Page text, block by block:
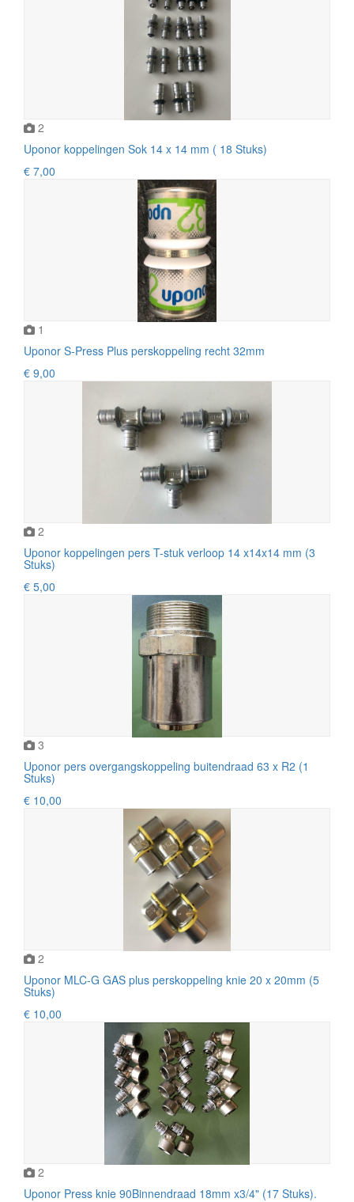
2
Uponor koppelingen Sok 14 x 14 mm ( 18 Stuks)
€ 7,00
1
Uponor S-Press Plus perskoppeling recht 32mm
€ 9,00
2
Uponor koppelingen pers T-stuk verloop 14 x14x14 mm (3
Stuks)
€ 5,00
3
Uponor pers overgangskoppeling buitendraad 63 x R2 (1
Stuks)
€ 10,00
2
Uponor MLC-G GAS plus perskoppeling knie 20 x 20mm (5
Stuks)
€ 10,00
2
Uponor Press knie 90Binnendraad 18mm x3/4" (17 Stuks).